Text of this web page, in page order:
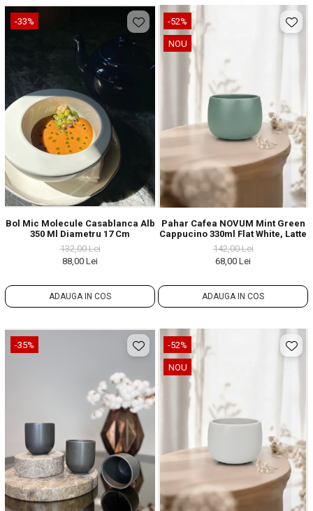
-33%
Bol Mic Molecule Casablanca Alb
350 Ml Diametru 17 Cm
132,00 Lei
88,00 Lei
ADAUGA IN COS
-52%
NOU
Pahar Cafea NOVUM Mint Green
Cappucino 330ml Flat White, Latte
142,00 Lei
68,00 Lei
ADAUGA IN COS
-35% -52%
NOU